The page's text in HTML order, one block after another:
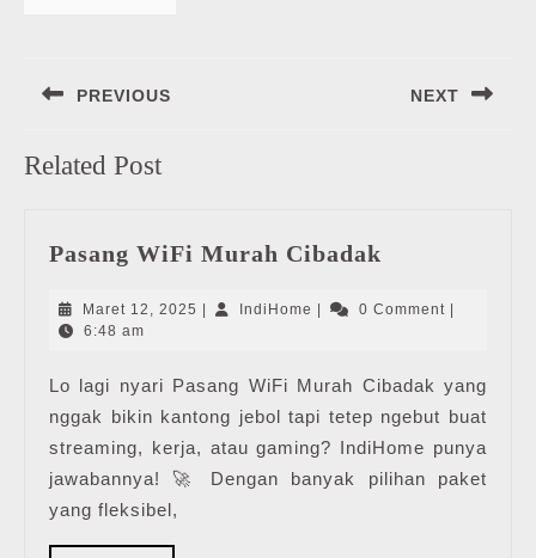
pos
PREVIOUS
post:
NEXT
Related Post
Pasang WiFi Murah Cibadak
Murah
Maret 12, 2025 Maret
IndiHome IndiHome0 Comment
6:48 am
Lo lagi nyari Pasang WiFi Murah Cibadak yang
nggak bikin kantong jebol tapi tetep ngebut buat
streaming, kerja, atau gaming? IndiHome punya
jawabannya! 🚀 Dengan banyak pilihan paket
yang fleksibel,